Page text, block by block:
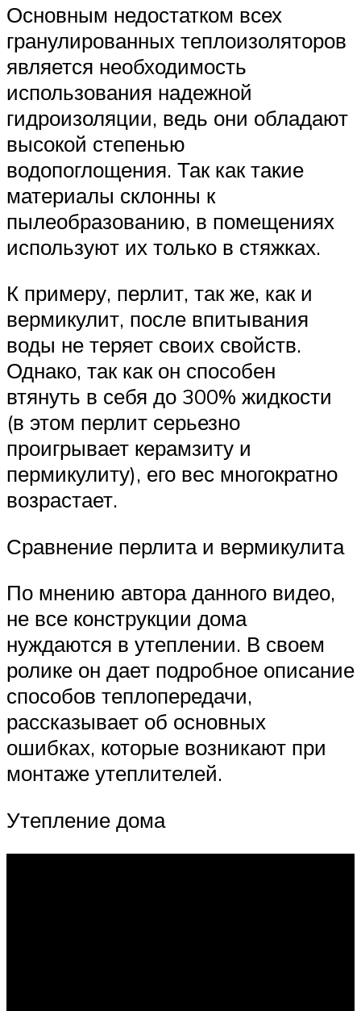
Основным недостатком всех
гранулированных теплоизоляторов
является необходимость
использования надежной
гидроизоляции, ведь они обладают
высокой степенью
водопоглощения. Так как такие
материалы склонны к
пылеобразованию, в помещениях
используют их только в стяжках.
К примеру, перлит, так же, как и
вермикулит, после впитывания
воды не теряет своих свойств.
Однако, так как он способен
втянуть в себя до 300% жидкости
(в этом перлит серьезно
проигрывает керамзиту и
пермикулиту), его вес многократно
возрастает.
Сравнение перлита и вермикулита
По мнению автора данного видео,
не все конструкции дома
нуждаются в утеплении. В своем
ролике он дает подробное описание
способов теплопередачи,
рассказывает об основных
ошибках, которые возникают при
монтаже утеплителей.
Утепление дома